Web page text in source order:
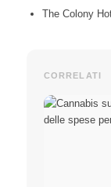
The Colony
CORRELATI